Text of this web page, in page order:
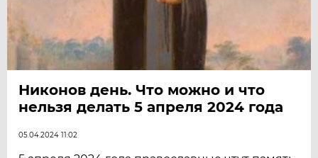
Никонов день. Что можно и что
нельзя делать 5 апреля 2024 года
05.04.2024 11:02